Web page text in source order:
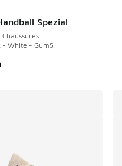
€ 64,99 à € 40,00
Spezial
- White - Gum5